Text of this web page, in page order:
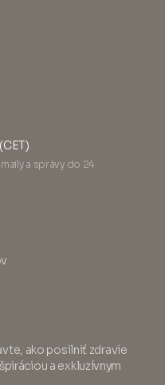
a správy do 24
ako posilniť zdravie
a exkluzívnym